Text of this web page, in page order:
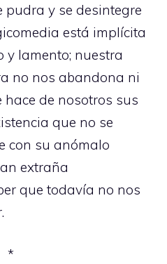
pudra y se desintegre
está implícita
y lamento; nuestra
no nos abandona ni
de nosotros sus
que no se
con su anómalo
extraña
que todavía no nos
*